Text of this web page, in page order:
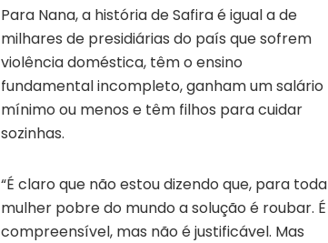
Para Nana, a história de Safira é igual a de
milhares de presidiárias do país que sofrem
violência doméstica, têm o ensino
fundamental incompleto, ganham um salário
mínimo ou menos e têm filhos para cuidar
sozinhas.
“É claro que não estou dizendo que, para toda
mulher pobre do mundo a solução é roubar. É
compreensível, mas não é justificável. Mas